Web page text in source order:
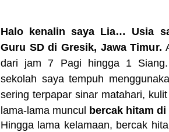
Halo kenalin saya Lia…
Usia
Guru SD di Gresik, Jawa Timur.
dari jam 7 Pagi hingga 1
sekolah saya tempuh
sering terpapar sinar matahari,
lama-lama muncul
bercak hitam
Hingga lama kelamaan, bercak